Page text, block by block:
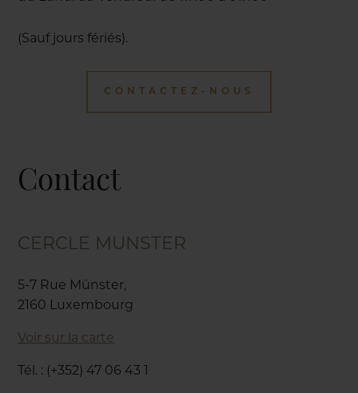
(Sauf jours fériés).
CONTACTEZ-NOUS
Contact
CERCLE MUNSTER
5-7 Rue Münster,
2160 Luxembourg
Voir sur la carte
Tél. : (+352) 47 06 43 1